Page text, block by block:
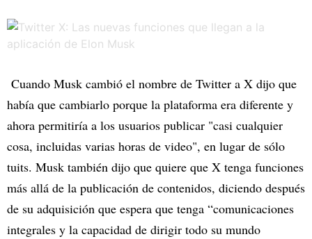
Cuando Musk cambió el nombre de Twitter a X dijo que
había que cambiarlo porque la plataforma era diferente y
ahora permitiría a los usuarios publicar "casi cualquier
cosa, incluidas varias horas de video", en lugar de sólo
tuits. Musk también dijo que quiere que X tenga funciones
más allá de la publicación de contenidos, diciendo después
de su adquisición que espera que tenga “comunicaciones
integrales y la capacidad de dirigir todo su mundo